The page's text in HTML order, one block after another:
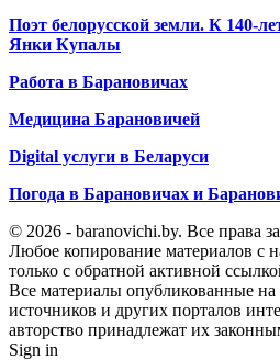
Поэт белорусской земли. К 140-
Янки Купалы
Работа в Барановичах
Медицина Барановичей
Digital услуги в Беларуси
Погода в Барановичах и
© 2026 - baranovichi.by. Все права
Любое копирование материалов с
только с обратной активной
Все материалы опубликованные на
источников и других порталов
авторство принадлежат их
Sign in